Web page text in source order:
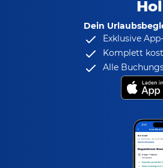
Dein
Exklusive
Komplett
Alle